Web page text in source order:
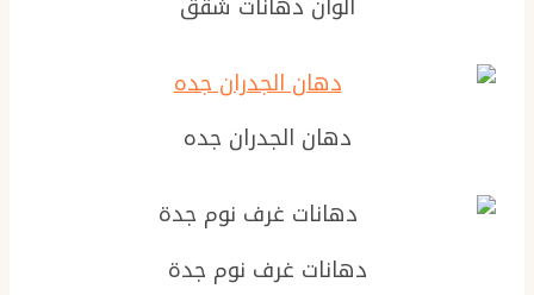
دهان الجدران جده
دهانات غرف نوم جدة